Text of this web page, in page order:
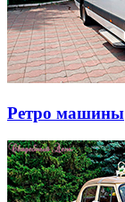
Ретро машины